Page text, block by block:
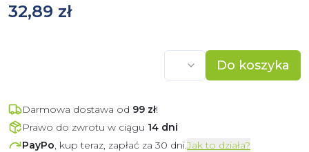
32,89 zł
Do koszyka
Darmowa dostawa od 99 zł!
Prawo do zwrotu w ciągu 14 dni
PayPo, kup teraz, zapłać za 30 dni.Jak to działa?